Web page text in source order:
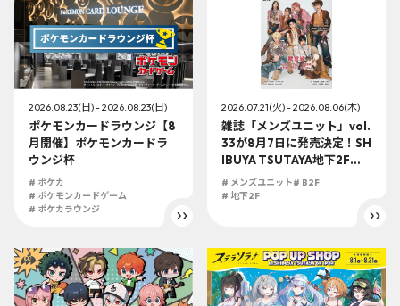
2026.08.23(日) - 2026.08.23(日)
ポケモンカードラウンジ【8
月開催】ポケモンカードラ
ウンジ杯
# ポケカ
# ポケモンカードゲーム
# ポケカラウンジ
2026.07.21(火) - 2026.08.06(木)
雑誌「メンズユニット」vol.
33が8月7日に発売決定！SH
IBUYA TSUTAYA地下2F店
頭受取での予約購入の受付
を開始！
# メンズユニット# B2F
# 地下2F